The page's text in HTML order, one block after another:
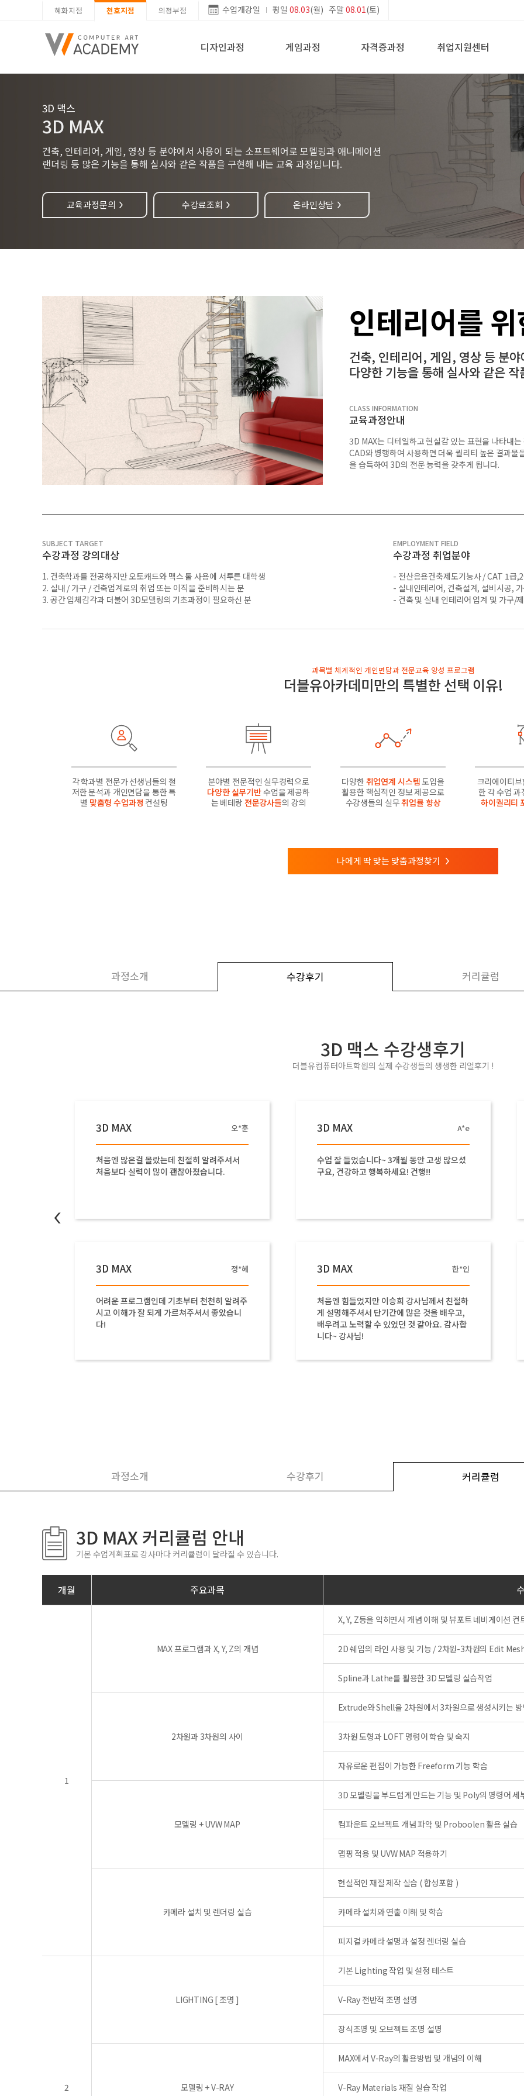
혜화지점 천호지점 의정부점 수업개강일 평일 08.03(월) 주말08.01(토)
디자인과정 게임과정 자격증과정 취업지원센터
3D 맥스
3D MAX
건축, 인테리어, 게임, 영상 등 분야에서 사용이 되는 소프트웨어로 모델링과 애니메이션
랜더링 등 많은 기능을 통해 실사와 같은 작품을 구현해 내는 교육 과정입니다.
교육과정문의 > 수강료조회 > 온라인상담 >
인테리어를
건축, 인테리어, 게임, 영상 등 분
다양한 기능을 통해 실사와 같은
CLASS INFORMATION
교육과정안내
3D MAX는 디테일하고 현실감 있는 표현을 나타내
CAD와 병행하여 사용하면 더욱 퀄리티 높은 결과물
을 습득하여 3D의 전문 능력을 갖추게 됩니다.
SUBJECT TARGET
수강과정 강의대상
1. 건축학과를 전공하지만 오토캐드와 맥스 툴 사용에 서투른 대학생
2. 실내 / 가구 / 건축업계로의 취업 또는 이직을 준비하시는 분
3. 공간 입체감각과 더불어 3D모델링의 기초과정이 필요하신 분
EMPLOYMENT FIELD
수강과정 취업분야
- 전산응용건축제도기능사 / CAT 1급
- 실내인테리어, 건축설계, 설비시공,
- 건축 및 실내 인테리어 업계 및 가구/
과목별 체계적인 개인면담과 전문교육 양성 프로그램
더블유아카데미만의 특별한 선택 이유!
각 학과별 전문가 선생님들의 철
저한 분석과 개인면담을 통한 특
별 맞춤형 수업과정 컨설팅
분야별 전문적인 실무경력으로
다양한 실무기반수업을 제공하
는 베테랑 전문강사들의 강의
다양한 취업연계 시스템도입을
활용한 핵심적인 정보 제공으로
수강생들의 실무취업률 향상
크리에이티
한 각 수업 과
하이퀄리티
나에게 딱 맞는 맞춤과정찾기 >
과정소개 수강후기 커리큘럼
3D 맥스 수강생후기
더블유컴퓨터아트학원의 실제 수강생들의 생생한 리얼후기 !
3D MAX 오*훈
처음엔 많은걸 몰랐는데 친절히 알려주셔서
처음보다 실력이 많이 괜찮아졌습니다.
3D MAX 정*혜
어려운 프로그램인데 기초부터 천천히 알려주
시고 이해가 잘 되게 가르쳐주셔서 좋았습니
다!
3D MAX A*e
수업 잘 들었습니다~ 3개월 동안 고생 많으셨
구요, 건강하고 행복하세요! 건행!!
3D MAX 한*인
처음엔 힘들었지만 이승희 강사님께서 친절하
게 설명해주셔서 단기간에 많은 것을 배우고,
배우려고 노력할 수 있었던 것 같아요. 감사합
니다~ 강사님!
<
과정소개 수강후기 커리큘럼
3D MAX 커리큘럼 안내
기본 수업계획표로 강사마다 커리큘럼이 달라질 수 있습니다.
개월 주요과목
1
MAX 프로그램과 X, Y, Z의 개념
X, Y, Z등을 익히면서 개념 이해 및 뷰포트 네비게이션 컨
2D 쉐입의 라인 사용 및 기능 / 2차원-3차원의 Edit
Spline과 Lathe를 활용한 3D 모델링 실습작업
2차원과 3차원의 사이
Extrude와 Shell을 2차원에서 3차원으로 생성시키는 방
3차원 도형과 LOFT 명령어 학습 및 숙지
자유로운 편집이 가능한 Freeform 기능 학습
모델링 + UVW MAP
3D 모델링을 부드럽게 만드는 기능 및 Poly의 명령어 세
컴파운트 오브젝트 개념 파악 및 Proboolen 활용 실습
맵핑 적용 및 UVW MAP 적용하기
카메라 설치 및 렌더링 실습
현실적인 재질 제작 실습 ( 합성포함 )
카메라 설치와 연출 이해 및 학습
피지컬 카메라 설명과 설정 렌더링 실습
2
LIGHTING [ 조명 ]
기본 Lighting 작업 및 설정 테스트
V-Ray 전반적 조명 설명
장식조명 및 오브젝트 조명 설명
모델링 + V-RAY
MAX에서 V-Ray의 활용방법 및 개념의 이해
V-Ray Materials 재질 실습 작업